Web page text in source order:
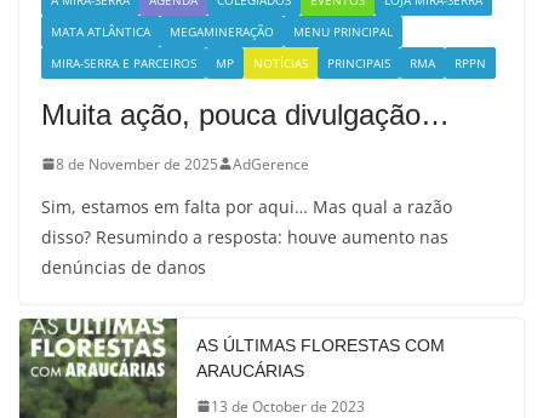
MATA ATLÂNTICA
MEGAMINERAÇÃO
MENU PRINCIPAL
MIRA-SERRA E PARCEIROS
MP NOTÍCIAS PRINCIPAIS RMA RPPN
Muita ação, pouca divulgação…
8 de November de 2025 AdGerence
Sim, estamos em falta por aqui… Mas qual a razão
disso? Resumindo a resposta: houve aumento nas
denúncias de danos
AS ÚLTIMAS FLORESTAS COM
ARAUCÁRIAS
13 de October de 2023